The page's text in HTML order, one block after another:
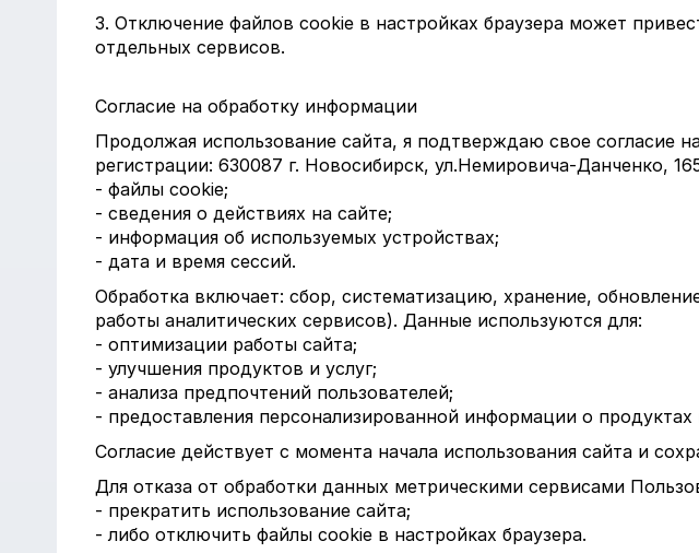
3. Отключение файлов cookie в настройках браузера может
отдельных сервисов.
Согласие на обработку информации
Продолжая использование сайта, я подтверждаю свое
регистрации: 630087 г. Новосибирск, ул.Немировича-Данченко,
- файлы cookie;
- сведения о действиях на сайте;
- информация об используемых устройствах;
- дата и время сессий.
Обработка включает: сбор, систематизацию, хранение,
работы аналитических сервисов). Данные используются для:
- оптимизации работы сайта;
- улучшения продуктов и услуг;
- анализа предпочтений пользователей;
- предоставления персонализированной информации о
Согласие действует с момента начала использования сайта и
Для отказа от обработки данных метрическими сервисами
- прекратить использование сайта;
- либо отключить файлы cookie в настройках браузера.